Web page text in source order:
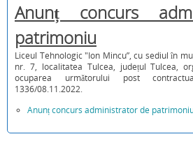
Anunț concurs
patrimoniu
Liceul Tehnologic "Ion Mincu”, cu sediul în
nr. 7, localitatea Tulcea, județul Tulcea,
ocuparea următorului post
1336/08.11.2022.
Anunț concurs administrator de